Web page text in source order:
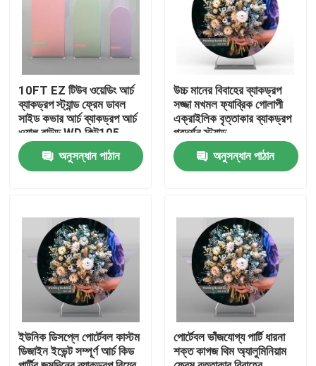
বাড়ি
ভিডিও
10FT EZ টিউব ওয়েডিং আর্চ
ব্যাকড্রপ স্ট্যান্ড ফ্রেম ডাবল
সাইড কভার আর্চ ব্যাকড্রপ আর্চ
ওয়াল রাউন্ড WD কিট105
অনুসন্ধান পাঠান
উচ্চ মানের বিবাহের ব্যাকড্রপ
সজ্জা মখমল ফ্যাব্রিক গোলাপী
এক্রাইলিক বৃত্তাকার ব্যাকড্রপ
প্রদর্শন স্ট্যান্ড
অনুসন্ধান পাঠান
ইউনিক ডিসপ্লে পোর্টেবল কাস্টম
ডিজাইন ইভেন্ট সম্পূর্ণ আর্চ কিড
পোর্টেবল ভাঁজযোগ্য পার্টি ধারনা
শক্ত কাগজ থিম অ্যালুমিনিয়াম